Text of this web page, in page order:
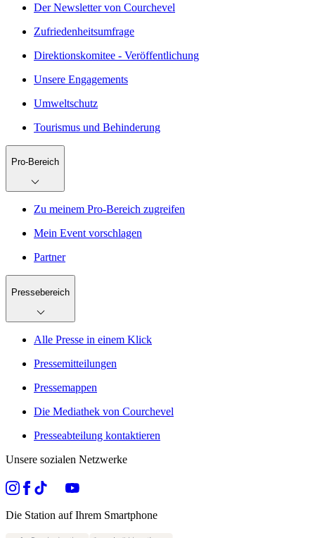
Der Newsletter von Courchevel
Zufriedenheitsumfrage
Direktionskomitee - Veröffentlichung
Unsere Engagements
Umweltschutz
Tourismus und Behinderung
Pro-Bereich
Zu meinem Pro-Bereich zugreifen
Mein Event vorschlagen
Partner
Pressebereich
Alle Presse in einem Klick
Pressemitteilungen
Pressemappen
Die Mediathek von Courchevel
Presseabteilung kontaktieren
Unsere sozialen Netzwerke
Die Station auf Ihrem Smartphone